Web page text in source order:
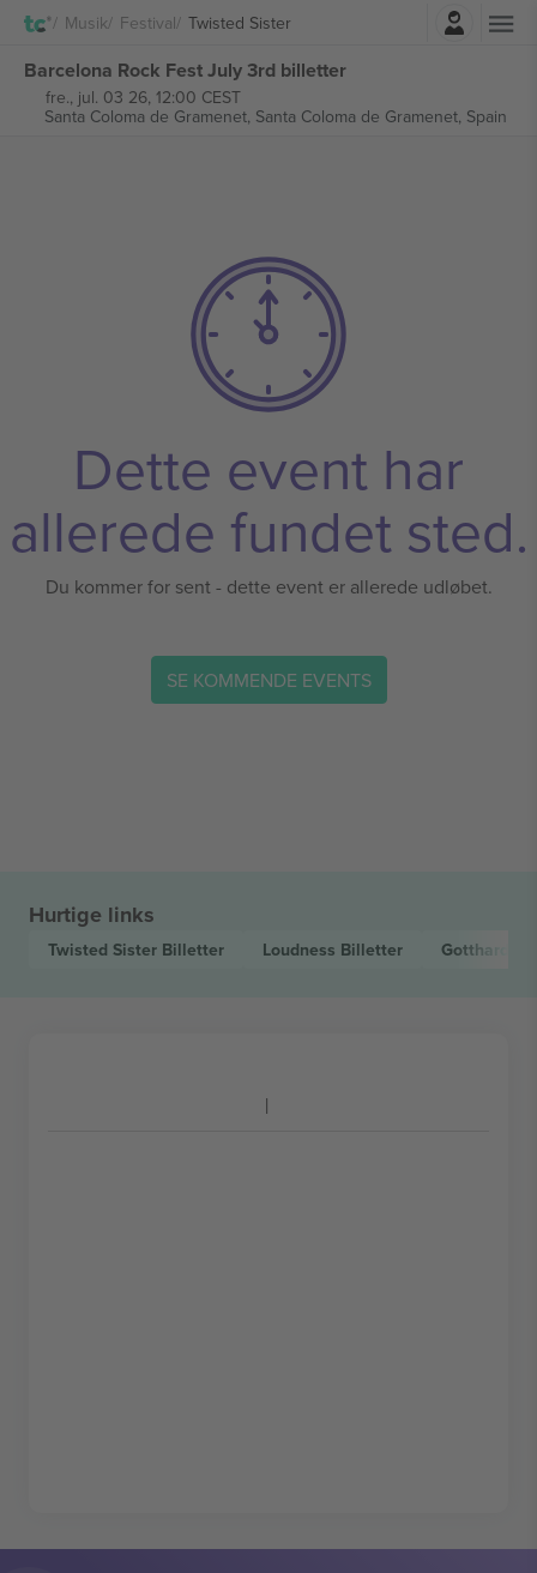
Musik Festival Twisted Sister
Barcelona Rock Fest July 3rd billetter
fre., jul. 03 26, 12:00 CEST
Santa Coloma de Gramenet, Santa Coloma de Gramenet, Spain
Dette event har
allerede fundet sted.
Du kommer for sent - dette event er allerede udløbet.
SE KOMMENDE EVENTS
Hurtige links
Twisted Sister Billetter Loudness Billetter Gotthard